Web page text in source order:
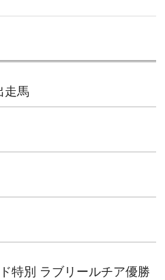
走馬
特別 ラブリールチア優勝